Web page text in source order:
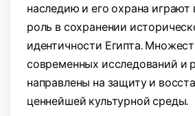
наследию и его охрана
роль в сохранении
идентичности Египта.
современных исследований и
направлены на защиту и
ценнейшей культурной среды.